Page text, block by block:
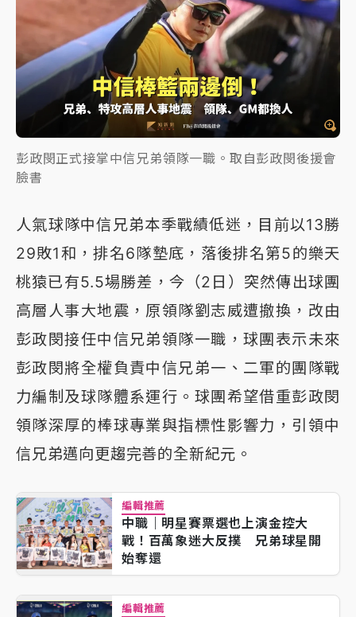
彭政閔正式接掌中信兄弟領隊一職。取自彭政閔後援會
臉書
人氣球隊中信兄弟本季戰績低迷，目前以13勝
29敗1和，排名6隊墊底，落後排名第5的樂天
桃猿已有5.5場勝差，今（2日）突然傳出球團
高層人事大地震，原領隊劉志威遭撤換，改由
彭政閔接任中信兄弟領隊一職，球團表示未來
彭政閔將全權負責中信兄弟一、二軍的團隊戰
力編制及球隊體系運行。球團希望借重彭政閔
領隊深厚的棒球專業與指標性影響力，引領中
信兄弟邁向更趨完善的全新紀元。
編輯推薦
中職｜明星賽票選也上演金控大
戰！百萬象迷大反撲 兄弟球星開
始奪還
編輯推薦